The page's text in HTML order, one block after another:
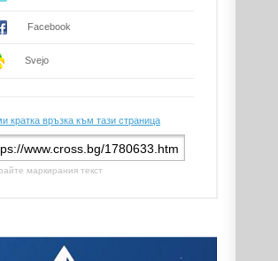
Facebook
Svejo
кратка връзка към тази страница
маркирания текст